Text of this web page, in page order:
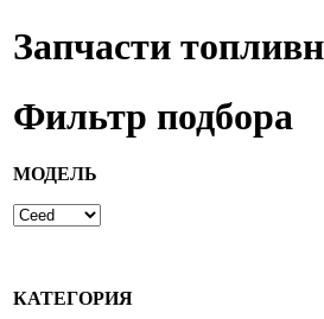
Запчасти
Фильтр подбора
МОДЕЛЬ
КАТЕГОРИЯ